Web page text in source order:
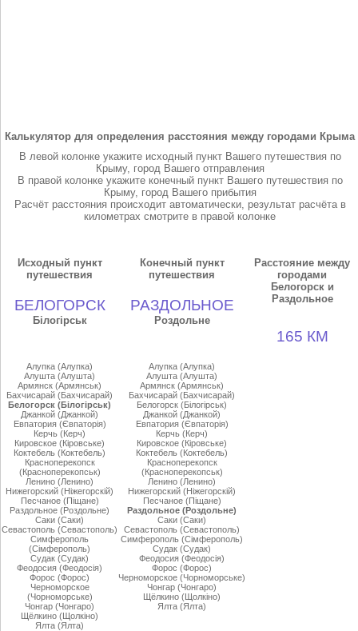
Калькулятор для определения расстояния между городами Крыма
В левой колонке укажите исходный пункт Вашего путешествия по
Крыму, город Вашего отправления
В правой колонке укажите конечный пункт Вашего путешествия по
Крыму, город Вашего прибытия
Расчёт расстояния происходит автоматически, результат расчёта в
километрах смотрите в правой колонке
Исходный пункт
путешествия
БЕЛОГОРСК
Бiлогiрськ
Конечный пункт
путешествия
РАЗДОЛЬНОЕ
Роздольне
Расстояние между
городами
Белогорск и
Раздольное
165 КМ
Алупка (Алупка)
Алушта (Алушта)
Армянск (Армянськ)
Бахчисарай (Бахчисарай)
Белогорск (Бiлогiрськ)
Джанкой (Джанкой)
Евпатория (Євпаторiя)
Керчь (Керч)
Кировское (Кiровське)
Коктебель (Коктебель)
Красноперекопск
(Красноперекопськ)
Ленино (Ленино)
Нижегорский (Нiжегорскiй)
Песчаное (Пiщане)
Раздольное (Роздольне)
Саки (Саки)
Севастополь (Севастополь)
Симферополь
(Сiмферополь)
Судак (Судак)
Феодосия (Феодосiя)
Форос (Форос)
Черноморское
(Чорноморське)
Чонгар (Чонгаро)
Щёлкино (Щолкiно)
Ялта (Ялта)
Алупка (Алупка)
Алушта (Алушта)
Армянск (Армянськ)
Бахчисарай (Бахчисарай)
Белогорск (Бiлогiрськ)
Джанкой (Джанкой)
Евпатория (Євпаторiя)
Керчь (Керч)
Кировское (Кiровське)
Коктебель (Коктебель)
Красноперекопск
(Красноперекопськ)
Ленино (Ленино)
Нижегорский (Нiжегорскiй)
Песчаное (Пiщане)
Раздольное (Роздольне)
Саки (Саки)
Севастополь (Севастополь)
Симферополь (Сiмферополь)
Судак (Судак)
Феодосия (Феодосiя)
Форос (Форос)
Черноморское (Чорноморське)
Чонгар (Чонгаро)
Щёлкино (Щолкiно)
Ялта (Ялта)